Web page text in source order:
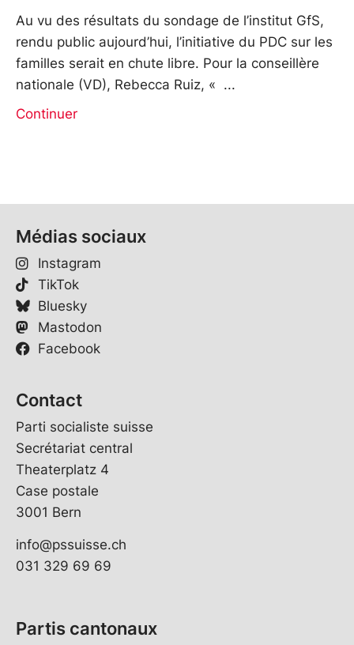
Au vu des résultats du sondage de l’institut GfS,
rendu public aujourd’hui, l’initiative du PDC sur les
familles serait en chute libre. Pour la conseillère
nationale (VD), Rebecca Ruiz, «
Continuer
Médias sociaux
Instagram
TikTok
Bluesky
Mastodon
Facebook
Contact
Parti socialiste suisse
Secrétariat central
Theaterplatz 4
Case postale
3001 Bern
info@pssuisse.ch
031 329 69 69
Partis cantonaux